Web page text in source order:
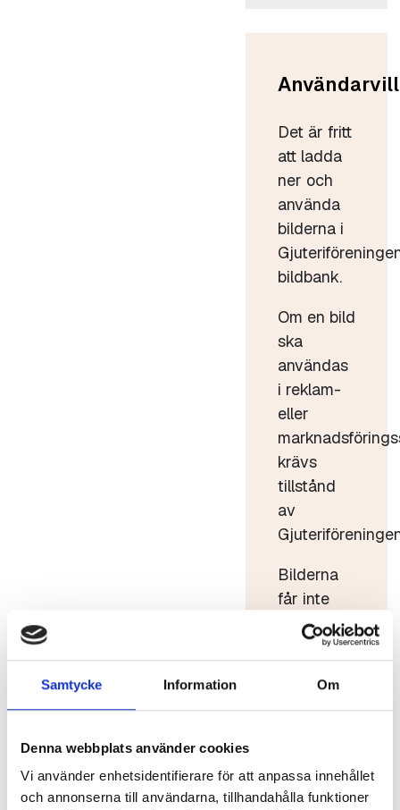
Samtycke Information Om
Denna webbplats använder cookies
Vi använder enhetsidentifierare för att anpassa innehållet
och annonserna till användarna, tillhandahålla funktioner
Det är fritt
att ladda
ner och
använda
bilderna i
bildbank.
Om en bild
ska
användas
i reklam-
eller
krävs
tillstånd
av
Bilderna
får inte
användas
i strid med
Bilderna
eller säljas
vidare.